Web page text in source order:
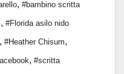
, #bambino scritta
, #Florida asilo nido
, #Heather Chisum,
, #scritta